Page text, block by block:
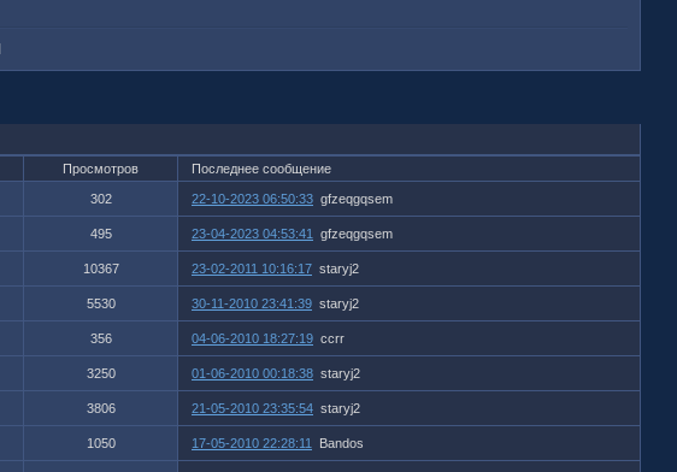
Просмотров Последнее сообщение
302 22-10-2023 06:50:33 gfzeqgqsem
495 23-04-2023 04:53:41 gfzeqgqsem
10367 23-02-2011 10:16:17 staryj2
5530 30-11-2010 23:41:39 staryj2
356 04-06-2010 18:27:19 ccrr
3250 01-06-2010 00:18:38 staryj2
3806 21-05-2010 23:35:54 staryj2
1050 17-05-2010 22:28:11 Bandos